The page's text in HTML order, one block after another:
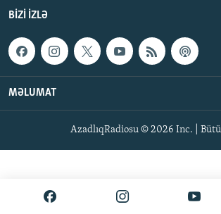
BIZIMLƏ ƏLAQƏ
XƏBƏR BÜLLETENLƏRIMIZ
BIZI IZLƏ
MƏLUMAT
AzadlıqRadiosu © 2026 Inc. |